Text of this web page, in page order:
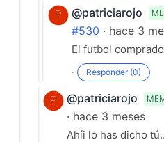
@patriciarojo
#530 · hace 3
El futbol
· Responder (0)
@patriciarojo
· hace 3 meses
Ahíi lo has dicho